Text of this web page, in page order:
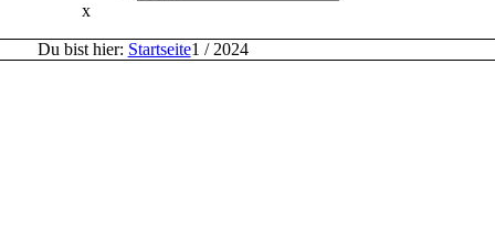
x
Du bist hier: Startseite1 / 2024